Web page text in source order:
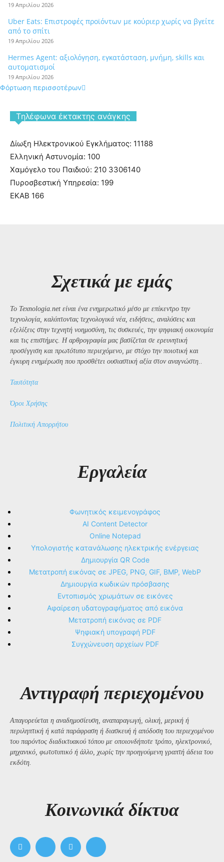
19 Απριλίου 2026
Uber Eats: Επιστροφές προϊόντων με κούριερ χωρίς να βγείτε
από το σπίτι
19 Απριλίου 2026
Hermes Agent: αξιολόγηση, εγκατάσταση, μνήμη, skills και
αυτοματισμοί
19 Απριλίου 2026
Φόρτωση περισσοτέρων
Tηλέφωνα έκτακτης ανάγκης
Δίωξη Ηλεκτρονικού Εγκλήματος: 11188
Ελληνική Αστυνομία: 100
Χαμόγελο του Παιδιού: 210 3306140
Πυροσβεστική Υπηρεσία: 199
ΕΚΑΒ 166
Σχετικά με εμάς
Το Texnologia.net είναι ένα ενημερωτικό μέσο με επίκεντρο την
τεχνολογία, καλύπτοντας τεχνολογικά νέα, ειδήσεις, αναλύσεις και
εξελίξεις στην τεχνητή νοημοσύνη, τις συσκευές, την ψηφιακή οικονομία
και τις επιστήμες. Η αρθρογραφία μας βασίζεται σε ερευνητική
προσέγγιση και πρωτότυπο περιεχόμενο, με στόχο την ποιοτική και
έγκυρη ενημέρωση που προσθέτει ουσιαστική αξία στον αναγνώστη..
Ταυτότητα
Όροι Χρήσης
Πολιτική Απορρήτου
Εργαλεία
Φωνητικός κειμενογράφος
AI Content Detector
Online Notepad
Υπολογιστής κατανάλωσης ηλεκτρικής ενέργειας
Δημιουργία QR Code
Μετατροπή εικόνας σε JPEG, PNG, GIF, BMP, WebP
Δημιουργία κωδικών πρόσβασης
Εντοπισμός χρωμάτων σε εικόνες
Αφαίρεση υδατογραφήματος από εικόνα
Μετατροπή εικόνας σε PDF
Ψηφιακή υπογραφή PDF
Συγχώνευση αρχείων PDF
Αντιγραφή περιεχομένου
Απαγορεύεται η αναδημοσίευση, αναπαραγωγή, ολική, μερική ή
περιληπτική ή κατά παράφραση ή διασκευή ή απόδοση του περιεχομένου
του παρόντος διαδικτυακού τόπου με οποιονδήποτε τρόπο, ηλεκτρονικό,
μηχανικό, φωτοτυπικό ή άλλο, χωρίς την προηγούμενη γραπτή άδεια του
εκδότη.
Kοινωνικά δίκτυα